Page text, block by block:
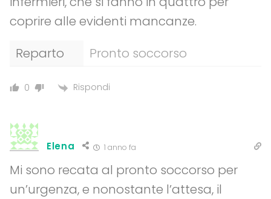
coprire alle evidenti mancanze.
Reparto
Pronto soccorso
0 Rispondi
Elena 1 anno fa
Mi sono recata al pronto soccorso per
un’urgenza, e nonostante l’attesa, il